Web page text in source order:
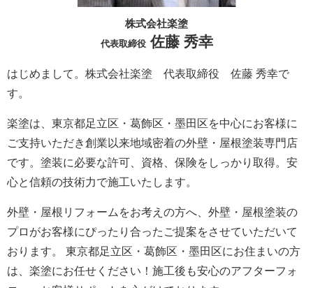
株式会社楽塗
代表取締役佐藤 秀幸
はじめまして。株式会社楽塗 代表取締役 佐藤 秀幸で
す。
楽塗は、東京都足立区・葛飾区・墨田区を中心にお客様に
ご支持いただき創業以来地域密着の外壁・屋根塗装専門店
です。塗装に必要な許可、資格、保険をしっかり取得。安
心と信頼の技術力で施工いたします。
外壁・屋根リフォームをお考えの方へ、外壁・屋根塗装の
プロがお客様にぴったり合ったご提案をさせていただいて
おります。 東京都足立区・葛飾区・墨田区にお住まいの方
は、楽塗にお任せください！施工後も安心のアフターフォ